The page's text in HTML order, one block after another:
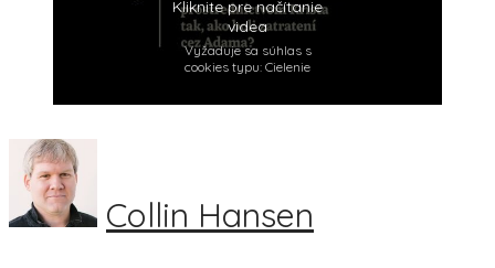
Kliknite pre načítanie
videa
Vyžaduje sa súhlas s
cookies typu: Cielenie
Collin Hansen